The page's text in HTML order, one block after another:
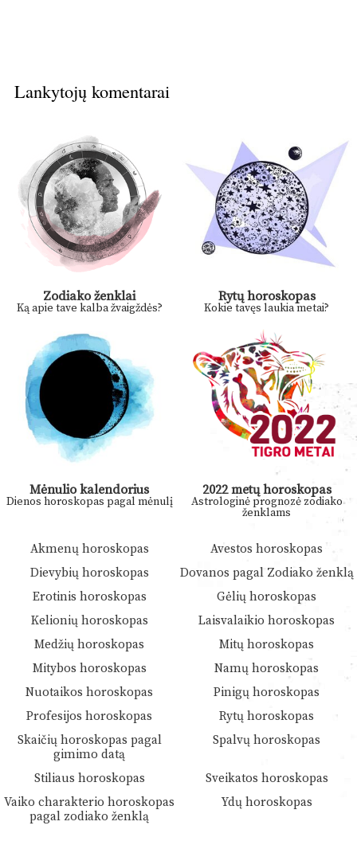
Lankytojų komentarai
Zodiako ženklai
Ką apie tave kalba žvaigždės?
Rytų horoskopas
Kokie tavęs laukia metai?
Mėnulio kalendorius
Dienos horoskopas pagal mėnulį
2022 metų horoskopas
Astrologinė prognozė zodiako
ženklams
Akmenų horoskopas
Avestos horoskopas
Dievybių horoskopas
Dovanos pagal Zodiako ženklą
Erotinis horoskopas
Gėlių horoskopas
Kelionių horoskopas
Laisvalaikio horoskopas
Medžių horoskopas
Mitų horoskopas
Mitybos horoskopas
Namų horoskopas
Nuotaikos horoskopas
Pinigų horoskopas
Profesijos horoskopas
Rytų horoskopas
Skaičių horoskopas pagal
gimimo datą
Spalvų horoskopas
Stiliaus horoskopas
Sveikatos horoskopas
Vaiko charakterio horoskopas
pagal zodiako ženklą
Ydų horoskopas